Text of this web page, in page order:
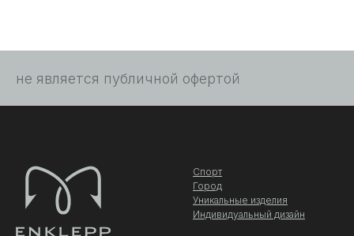
не является публичной офертой
Спорт
Город
Уникальные изделия
Индивидуальный дизайн